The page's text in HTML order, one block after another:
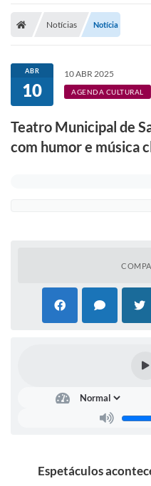
Portal de Serviços
Transparência
Ônibus
Consultar Processos
Contas Públicas
Fale Conosco
FAQ - Perguntas Frequentes
Legislação
Lei de acesso à informação
Mobilidade Urbana Sustentável
Notícias Notícia
ABR
10
10 ABR 2025
AGENDA CULTURAL
Teatro Municipal de
com humor e música
Espetáculos